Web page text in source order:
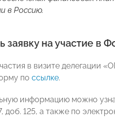
в Россию.
заявку на участие в
в визите делегации
по ссылке.
информацию можно
доб. 125, а также по